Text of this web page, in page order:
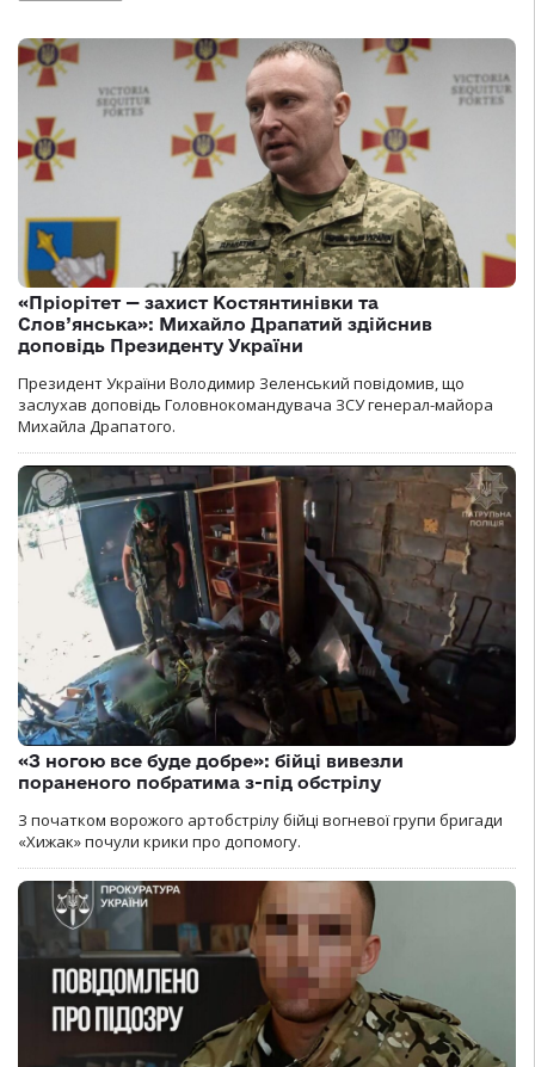
«Пріорітет — захист Костянтинівки та
Слов’янська»: Михайло Драпатий здійснив
доповідь Президенту України
Президент України Володимир Зеленський повідомив, що
заслухав доповідь Головнокомандувача ЗСУ генерал-майора
Михайла Драпатого.
«З ногою все буде добре»: бійці вивезли
пораненого побратима з-під обстрілу
З початком ворожого артобстрілу бійці вогневої групи бригади
«Хижак» почули крики про допомогу.